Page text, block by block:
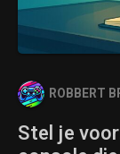
ROBBERT
Stel je